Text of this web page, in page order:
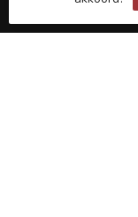
0031 184